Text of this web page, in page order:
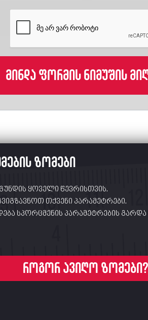
მინდა ფორმის ნიმუშის
ზომები
ყოველი წევრისთვის.
თქვენი პარამეტრები.
სპორცმენის პარამეტრების გარდა
როგორ ავიღო ზომები?